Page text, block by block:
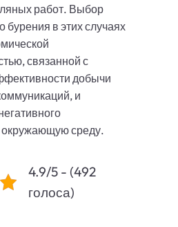
работ. Выбор
бурения в этих случаях
связанной с
добычи
и
окружающую среду.
4.9/5 - (492
голоса)